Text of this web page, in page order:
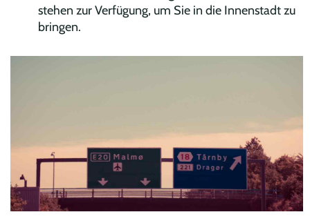
stehen zur Verfügung, um Sie in die Innenstadt zu
bringen.